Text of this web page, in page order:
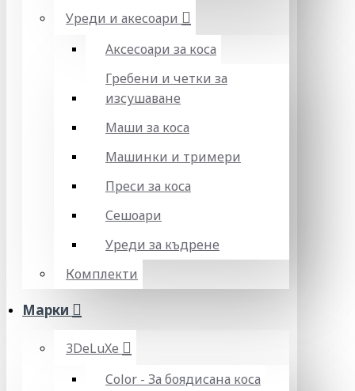
Уреди и акесоари
Аксесоари за коса
Гребени и четки за
изсушаване
Маши за коса
Машинки и тримери
Преси за коса
Сешоари
Уреди за къдрене
Комплекти
Марки
3DeLuXe
Color - За боядисана коса